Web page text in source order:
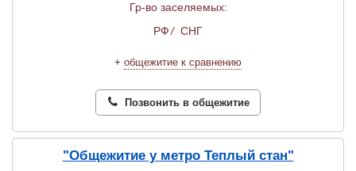
Гр-во заселяемых:
РФ/ СНГ
+ общежитие к сравнению
Позвонить в общежитие
"Общежитие у метро Теплый стан"